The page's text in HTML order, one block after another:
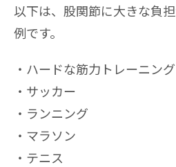
以下は、股関節に大きな負
例です。
ハードな筋力トレーニング
サッカー
ランニング
マラソン
テニス